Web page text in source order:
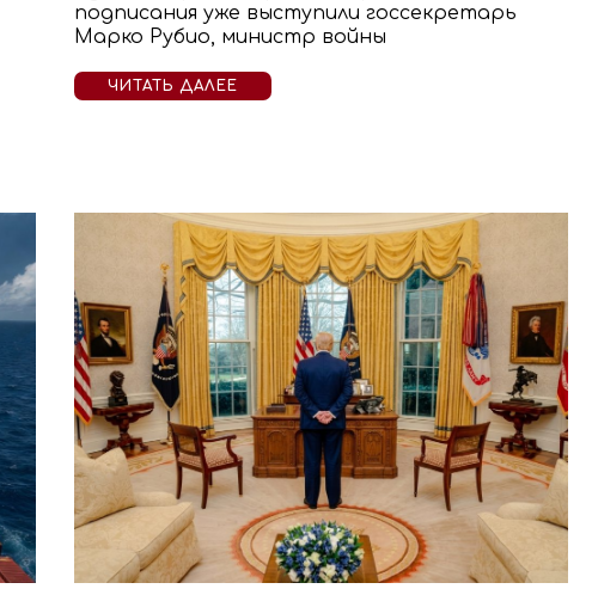
подписания уже выступили госсекретарь
Марко Рубио, министр войны
ЧИТАТЬ ДАЛЕЕ